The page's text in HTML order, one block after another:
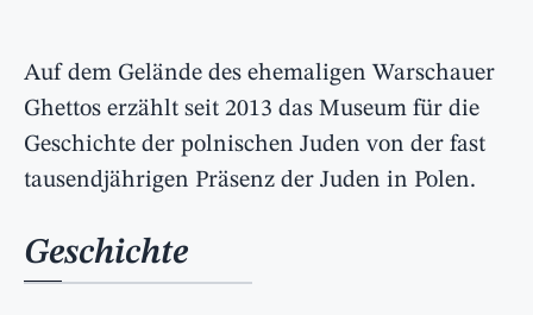
Auf dem Gelände des ehemaligen Warschauer
Ghettos erzählt seit 2013 das Museum für die
Geschichte der polnischen Juden von der fast
tausendjährigen Präsenz der Juden in Polen.
Geschichte